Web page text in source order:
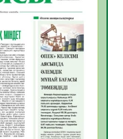
56
54
54